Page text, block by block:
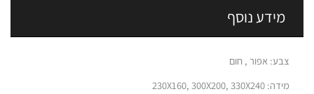
מידע נוסף
צבע: אפור , חום
מידה: 230X160, 300X200, 330X240